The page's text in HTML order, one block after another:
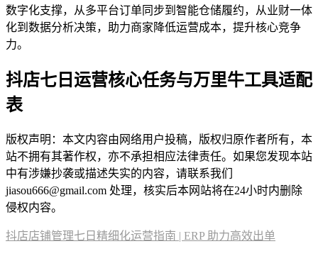
数字化支撑，从多平台订单同步到智能仓储履约，从业财一体
化到数据分析决策，助力商家降低运营成本，提升核心竞争
力。
抖店七日运营核心任务与万里牛工具适配
表
版权声明：本文内容由网络用户投稿，版权归原作者所有，本
站不拥有其著作权，亦不承担相应法律责任。如果您发现本站
中有涉嫌抄袭或描述失实的内容，请联系我们
jiasou666@gmail.com 处理，核实后本网站将在24小时内删除
侵权内容。
抖店店铺管理七日精细化运营指南 | ERP 助力高效出单